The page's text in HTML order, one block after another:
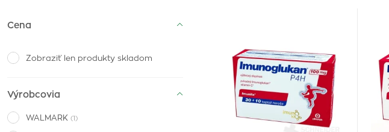
Cena
Zobraziť len produkty skladom
Výrobcovia
WALMARK (1)